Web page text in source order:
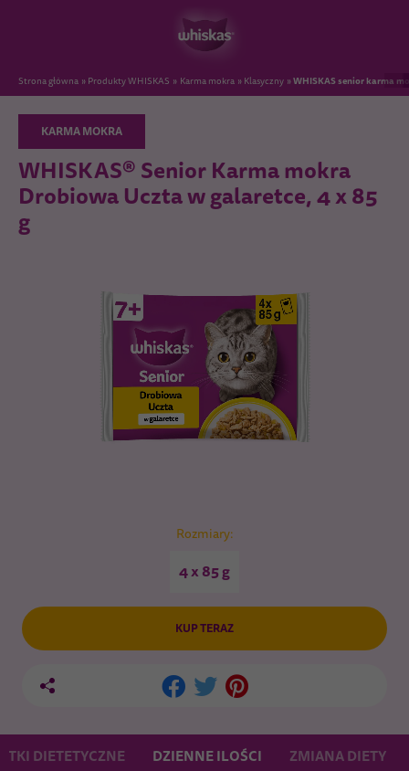
Strona główna Produkty WHISKAS Karma mokra Klasyczny WHISKAS senior karma
KARMA MOKRA
WHISKAS® Senior Karma mokra
Drobiowa Uczta w galaretce, 4 x 85
g
Rozmiary:
4 x 85 g
KUP TERAZ
DIETETYCZNE DZIENNE ILOŚCI ZMIANA DIETY